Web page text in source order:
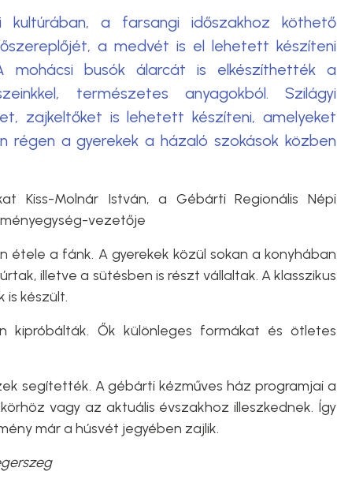
a farsangi időszakhoz köthető
a medvét is el lehetett készíteni
mohácsi busók álarcát is elkészíthették a
természetes anyagokból. Szilágyi
zajkeltőket is lehetett készíteni, amelyeket
régen a gyerekek a házaló szokások közben
Kiss-Molnár István, a Gébárti Regionális Népi
vezetője
étele a fánk. A gyerekek közül sokan a konyhában
illetve a sütésben is részt vállaltak. A klasszikus
is készült.
kipróbálták. Ők különleges formákat és ötletes
segítették. A gébárti kézműves ház programjai a
vagy az aktuális évszakhoz illeszkednek. Így
már a húsvét jegyében zajlik.